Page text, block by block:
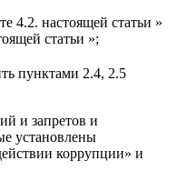
4.2. настоящей статьи »
статьи »;
пунктами 2.4, 2.5
и запретов и
установлены
коррупции» и